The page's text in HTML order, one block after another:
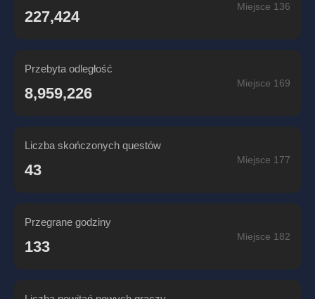
227,424
Miejsce 136
Przebyta odległość
8,959,226
Miejsce 169
Liczba skończonych questów
43
Miejsce 177
Przegrane godziny
133
Miejsce 182